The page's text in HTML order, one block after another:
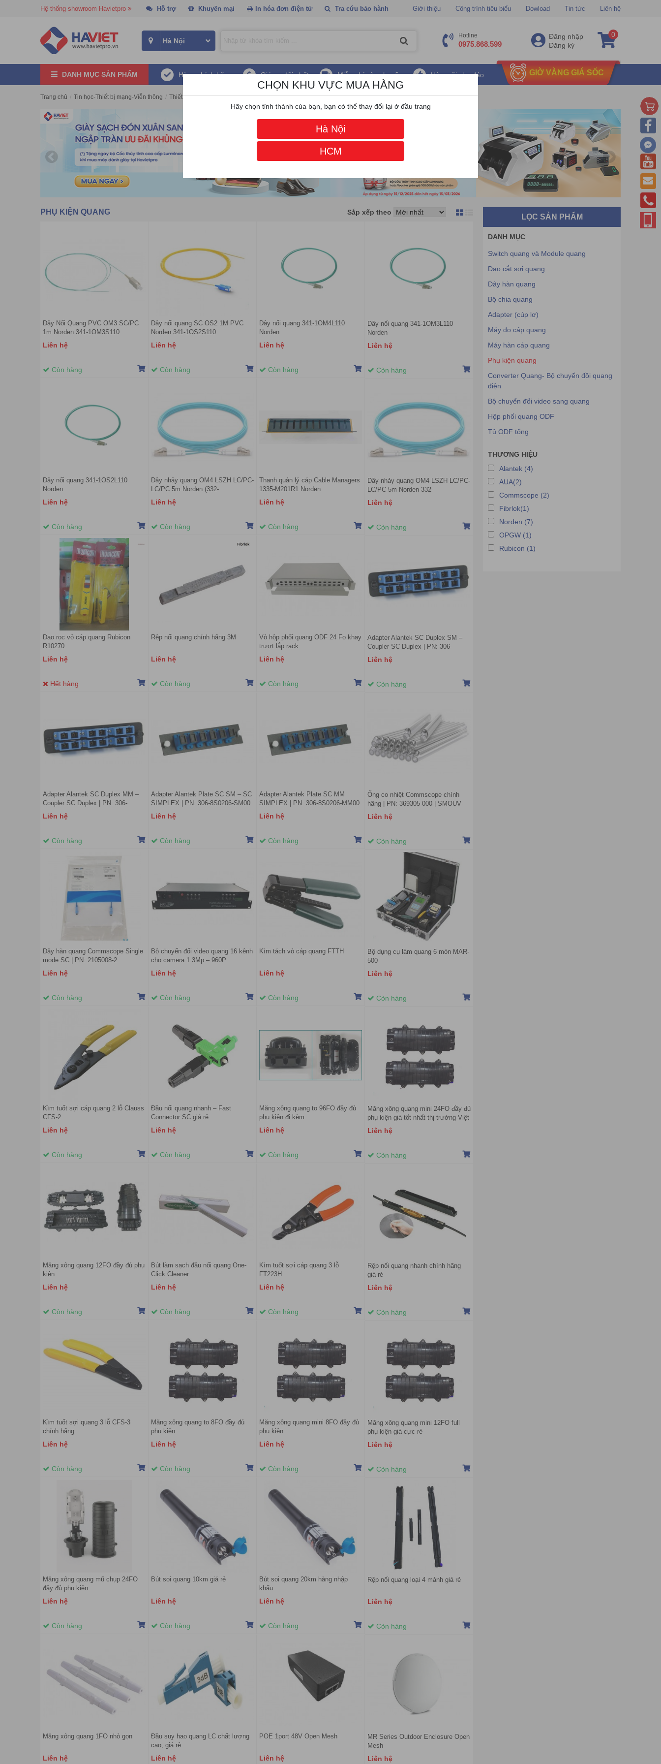
Hệ thống showroom Havietpro Hỗ trợ Khuyến mại In hóa đơn điện tử Tra cứu bảo hành Giới thiệu Công trình tiêu biểu Dowload Tin tức Liên hệ
Hotline
0975.868.599
Đăng nhập
Đăng ký
0
DANH MỤC SẢN PHẨM Hàng chính hãng Giá ưu đãi nhất Miễn phí vận chuyển Hậu mãi chu đáo GIỜ VÀNG GIÁ SỐC
Trang chủ / Tin học-Thiết bị mạng-Viễn thông / Thiết bị quang / Phụ kiện quang
PHỤ KIỆN QUANG Sắp xếp theo
Dây Nối Quang PVC OM3 SC/PC
1m Norden 341-1OM3S110
Liên hệ
Còn hàng
Dây nối quang SC OS2 1M PVC
Norden 341-1OS2S110
Liên hệ
Còn hàng
Dây nối quang 341-1OM4L110
Norden
Liên hệ
Còn hàng
Dây nối quang 341-1OM3L110
Norden
Liên hệ
Còn hàng
Dây nối quang 341-1OS2L110
Norden
Liên hệ
Còn hàng
Dây nhảy quang OM4 LSZH LC/PC-
LC/PC 5m Norden (332-
24OM4L1L1003)
Liên hệ
Còn hàng
Thanh quản lý cáp Cable Managers
1335-M201R1 Norden
Liên hệ
Còn hàng
Dây nhảy quang OM4 LSZH LC/PC-
LC/PC 5m Norden 332-
24OM4L1L1005
Liên hệ
Còn hàng
Dao rọc vỏ cáp quang Rubicon
R10270
Liên hệ
Hết hàng
Rệp nối quang chính hãng 3M
Liên hệ
Còn hàng
Vỏ hộp phối quang ODF 24 Fo khay
trượt lắp rack
Liên hệ
Còn hàng
Adapter Alantek SC Duplex SM –
Coupler SC Duplex | PN: 306-
8D0212-SM00
Liên hệ
Còn hàng
Adapter Alantek SC Duplex MM –
Coupler SC Duplex | PN: 306-
8D0212-MM00
Liên hệ
Còn hàng
Adapter Alantek Plate SC SM – SC
SIMPLEX | PN: 306-8S0206-SM00
Liên hệ
Còn hàng
Adapter Alantek Plate SC MM
SIMPLEX | PN: 306-8S0206-MM00
Liên hệ
Còn hàng
Ống co nhiệt Commscope chính
hãng | PN: 369305-000 | SMOUV-
1120-01
Liên hệ
Còn hàng
Dây hàn quang Commscope Single
mode SC | PN: 2105008-2
Liên hệ
Còn hàng
Bộ chuyển đổi video quang 16 kênh
cho camera 1.3Mp – 960P
Liên hệ
Còn hàng
Kìm tách vỏ cáp quang FTTH
Liên hệ
Còn hàng
Bộ dụng cụ làm quang 6 món MAR-
500
Liên hệ
Còn hàng
Kìm tuốt sợi cáp quang 2 lỗ Clauss
CFS-2
Liên hệ
Còn hàng
Đầu nối quang nhanh – Fast
Connector SC giá rẻ
Liên hệ
Còn hàng
Măng xông quang to 96FO đầy đủ
phụ kiện đi kèm
Liên hệ
Còn hàng
Măng xông quang mini 24FO đầy đủ
phụ kiện giá tốt nhất thị trường Việt
Nam
Liên hệ
Còn hàng
Măng xông quang 12FO đầy đủ phụ
kiện
Liên hệ
Còn hàng
Bút làm sạch đầu nối quang One-
Click Cleaner
Liên hệ
Còn hàng
Kìm tuốt sợi cáp quang 3 lỗ
FT223H
Liên hệ
Còn hàng
Rệp nối quang nhanh chính hãng
giá rẻ
Liên hệ
Còn hàng
Kìm tuốt sợi quang 3 lỗ CFS-3
chính hãng
Liên hệ
Còn hàng
Măng xông quang to 8FO đầy đủ
phụ kiện
Liên hệ
Còn hàng
Măng xông quang mini 8FO đầy đủ
phụ kiện
Liên hệ
Còn hàng
Măng xông quang mini 12FO full
phụ kiện giá cực rẻ
Liên hệ
Còn hàng
Măng xông quang mũ chụp 24FO
đầy đủ phụ kiện
Liên hệ
Còn hàng
Bút soi quang 10km giá rẻ
Liên hệ
Còn hàng
Bút soi quang 20km hàng nhập
khẩu
Liên hệ
Còn hàng
Rệp nối quang loại 4 mảnh giá rẻ
Liên hệ
Còn hàng
Măng xông quang 1FO nhỏ gọn
Liên hệ
Đầu suy hao quang LC chất lượng
cao, giá rẻ
Liên hệ
POE 1port 48V Open Mesh
Liên hệ
MR Series Outdoor Enclosure Open
Mesh
Liên hệ
LỌC SẢN PHẨM
DANH MỤC
Switch quang và Module quang
Dao cắt sợi quang
Dây hàn quang
Bộ chia quang
Adapter (cúp lơ)
Máy đo cáp quang
Máy hàn cáp quang
Phụ kiện quang
Converter Quang- Bộ chuyển đồi quang
điện
Bộ chuyển đổi video sang quang
Hộp phối quang ODF
Tủ ODF tổng
THƯƠNG HIỆU
Alantek (4)
AUA(2)
Commscope (2)
Fibrlok(1)
Norden (7)
OPGW (1)
Rubicon (1)
CHỌN KHU VỰC MUA HÀNG
Hãy chọn tỉnh thành của bạn, bạn có thể thay đổi lại ở đầu trang
Hà Nội
HCM